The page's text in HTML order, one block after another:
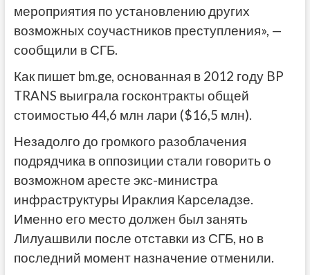
мероприятия по установлению других
возможных соучастников преступления», —
сообщили в СГБ.
Как пишет bm.ge, основанная в 2012 году BP
TRANS выиграла госконтракты общей
стоимостью 44,6 млн лари ($16,5 млн).
Незадолго до громкого разоблачения
подрядчика в оппозиции стали говорить о
возможном аресте экс-министра
инфраструктуры Ираклия Карселадзе.
Именно его место должен был занять
Лилуашвили после отставки из СГБ, но в
последний момент назначение отменили.